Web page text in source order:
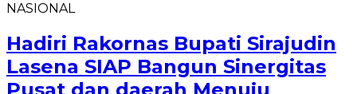
NASIONAL
Hadiri Rakornas Bupati Sirajudin
Lasena SIAP Bangun Sinergitas